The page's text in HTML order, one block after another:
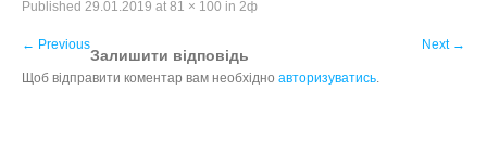
Published 29.01.2019 at 81 × 100 in 2ф
← Previous Next →
Залишити відповідь
Щоб відправити коментар вам необхідно авторизуватись.